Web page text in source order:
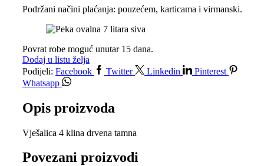
Podržani načini plaćanja: pouzećem, karticama i virmanski.
Povrat robe moguć unutar 15 dana.
Dodaj u listu želja
Podijeli: Facebook Twitter Linkedin
Pinterest
Whatsapp
Opis proizvoda
Vješalica 4 klina drvena tamna
Povezani proizvodi